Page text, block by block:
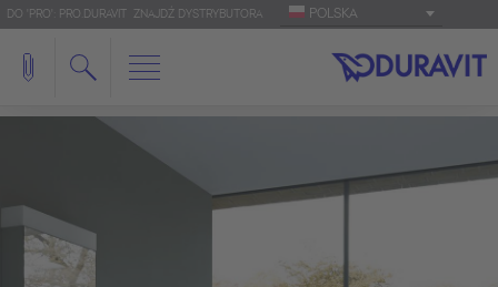
DO 'PRO': PRO.DURAVIT ZNAJDŹ DYSTRYBUTORA POLSKA